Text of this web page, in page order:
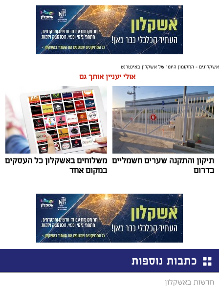
אשקלונים - המקומון היומי של אשקלון באינטרנט
אולי יעניין אותך גם
תיקון והתקנה שערים חשמליים
בדרום
משלוחים באשקלון כל העסקים
במקום אחד
כתבות נוספות
חדשות באשקלון